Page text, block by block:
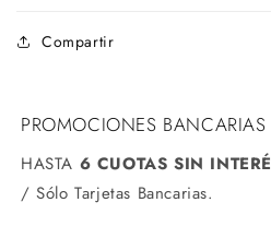
Compartir
PROMOCIONES BANCARIAS
HASTA 6 CUOTAS SIN
/ Sólo Tarjetas Bancarias.